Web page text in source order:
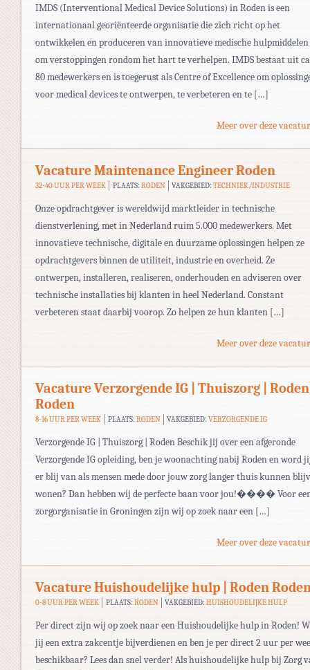
IMDS (Interventional Medical Device Solutions) in Roden is een
internationaal georiënteerde organisatie die zich richt op het
ontwikkelen en produceren van innovatieve medische hulpmiddelen
om verstoppingen rondom het hart te verhelpen. IMDS bestaat uit
80 medewerkers en is toegerust als Centre of Excellence om
voor medical devices te ontwerpen, te verbeteren en te […]
Meer over deze
Vacature Maintenance Engineer Roden
32-40 UUR PER WEEK PLAATS: RODEN VAKGEBIED:TECHNIEK/INDUSTRIE
Onze opdrachtgever is wereldwijd marktleider in technische
dienstverlening, met in Nederland ruim 5.000 medewerkers. Met
innovatieve technische, digitale en duurzame oplossingen helpen ze
opdrachtgevers binnen de utiliteit, industrie en overheid. Ze
ontwerpen, installeren, realiseren, onderhouden en adviseren over
technische installaties bij klanten in heel Nederland. Constant
verbeteren staat daarbij voorop. Zo helpen ze hun klanten […]
Meer over deze
Vacature Verzorgende IG | Thuiszorg | Roden
Roden
8-16 UUR PER WEEK PLAATS: RODEN VAKGEBIED:VERZORGENDE IG
Verzorgende IG | Thuiszorg | Roden Beschik jij over een afgeronde
Verzorgende IG opleiding, ben je woonachting nabij Roden en word
er blij van als mensen mede door jouw zorg langer thuis kunnen
wonen? Dan hebben wij de perfecte baan voor jou!���� Voor
zorgorganisatie in Groningen zijn wij op zoek naar een […]
Meer over deze
Vacature Huishoudelijke hulp | Roden
0-8 UUR PER WEEK PLAATS: RODEN VAKGEBIED:HUISHOUDELIJKE HULP
Per direct zijn wij op zoek naar een Huishoudelijke hulp in Roden!
jij een extra zakcentje bijverdienen en ben je per direct 2 uur per
beschikbaar? Lees dan snel verder! Als huishoudelijke hulp bij Zorg